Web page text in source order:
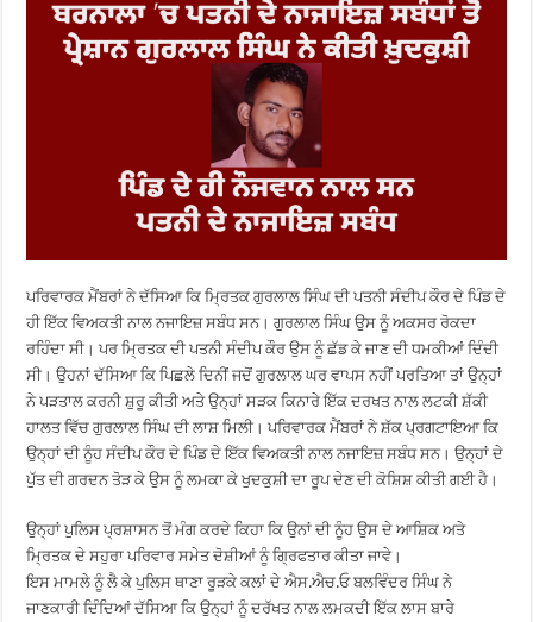
ਪਰਿਵਾਰਕ ਮੈਂਬਰਾਂ ਨੇ ਦੱਸਿਆ ਕਿ ਮ੍ਰਿਤਕ ਗੁਰਲਾਲ ਸਿੰਘ ਦੀ ਪਤਨੀ ਸੰਦੀਪ ਕੌਰ ਦੇ ਪਿੰਡ ਦੇ
ਹੀ ਇੱਕ ਵਿਅਕਤੀ ਨਾਲ ਨਜਾਇਜ਼ ਸਬੰਧ ਸਨ। ਗੁਰਲਾਲ ਸਿੰਘ ਉਸ ਨੂੰ ਅਕਸਰ ਰੋਕਦਾ
ਰਹਿੰਦਾ ਸੀ। ਪਰ ਮ੍ਰਿਤਕ ਦੀ ਪਤਨੀ ਸੰਦੀਪ ਕੌਰ ਉਸ ਨੂੰ ਛੱਡ ਕੇ ਜਾਣ ਦੀ ਧਮਕੀਆਂ ਦਿੰਦੀ
ਸੀ। ਉਹਨਾਂ ਦੱਸਿਆ ਕਿ ਪਿਛਲੇ ਦਿਨੀਂ ਜਦੋਂ ਗੁਰਲਾਲ ਘਰ ਵਾਪਸ ਨਹੀਂ ਪਰਤਿਆ ਤਾਂ ਉਨ੍ਹਾਂ
ਨੇ ਪੜਤਾਲ ਕਰਨੀ ਸ਼ੁਰੂ ਕੀਤੀ ਅਤੇ ਉਨ੍ਹਾਂ ਸੜਕ ਕਿਨਾਰੇ ਇੱਕ ਦਰਖਤ ਨਾਲ ਲਟਕੀ ਸ਼ੱਕੀ
ਹਾਲਤ ਵਿੱਚ ਗੁਰਲਾਲ ਸਿੰਘ ਦੀ ਲਾਸ਼ ਮਿਲੀ। ਪਰਿਵਾਰਕ ਮੈਂਬਰਾਂ ਨੇ ਸ਼ੱਕ ਪ੍ਰਗਟਾਇਆ ਕਿ
ਉਨ੍ਹਾਂ ਦੀ ਨੂੰਹ ਸੰਦੀਪ ਕੌਰ ਦੇ ਪਿੰਡ ਦੇ ਇੱਕ ਵਿਅਕਤੀ ਨਾਲ ਨਜਾਇਜ਼ ਸਬੰਧ ਸਨ। ਉਨ੍ਹਾਂ ਦੇ
ਪੁੱਤ ਦੀ ਗਰਦਨ ਤੋੜ ਕੇ ਉਸ ਨੂੰ ਲਮਕਾ ਕੇ ਖੁਦਕੁਸ਼ੀ ਦਾ ਰੂਪ ਦੇਣ ਦੀ ਕੋਸ਼ਿਸ਼ ਕੀਤੀ ਗਈ ਹੈ।
ਉਨ੍ਹਾਂ ਪੁਲਿਸ ਪ੍ਰਸ਼ਾਸਨ ਤੋਂ ਮੰਗ ਕਰਦੇ ਕਿਹਾ ਕਿ ਉਨਾਂ ਦੀ ਨੂੰਹ ਉਸ ਦੇ ਆਸ਼ਿਕ ਅਤੇ
ਮ੍ਰਿਤਕ ਦੇ ਸਹੁਰਾ ਪਰਿਵਾਰ ਸਮੇਤ ਦੋਸ਼ੀਆਂ ਨੂੰ ਗ੍ਰਿਫਤਾਰ ਕੀਤਾ ਜਾਵੇ।
ਇਸ ਮਾਮਲੇ ਨੂੰ ਲੈ ਕੇ ਪੁਲਿਸ ਥਾਣਾ ਰੂੜਕੇ ਕਲਾਂ ਦੇ ਐਸ.ਐਚ.ਓ ਬਲਵਿੰਦਰ ਸਿੰਘ ਨੇ
ਜਾਣਕਾਰੀ ਦਿੰਦਿਆਂ ਦੱਸਿਆ ਕਿ ਉਨ੍ਹਾਂ ਨੂੰ ਦਰੱਖਤ ਨਾਲ ਲਮਕਦੀ ਇੱਕ ਲਾਸ ਬਾਰੇ